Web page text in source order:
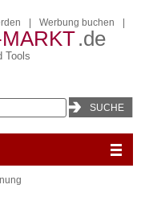
.de
Tools
Werbung buchen